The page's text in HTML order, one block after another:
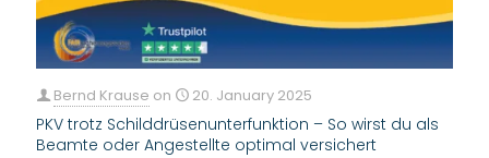
Bernd Krause on 20. January 2025
PKV trotz Schilddrüsenunterfunktion – So wirst du als
Beamte oder Angestellte optimal versichert